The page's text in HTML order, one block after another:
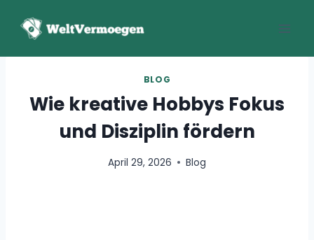
Inhalt
BLOG
Wie kreative Hobbys Fokus
und Disziplin fördern
April 29, 2026 Blog